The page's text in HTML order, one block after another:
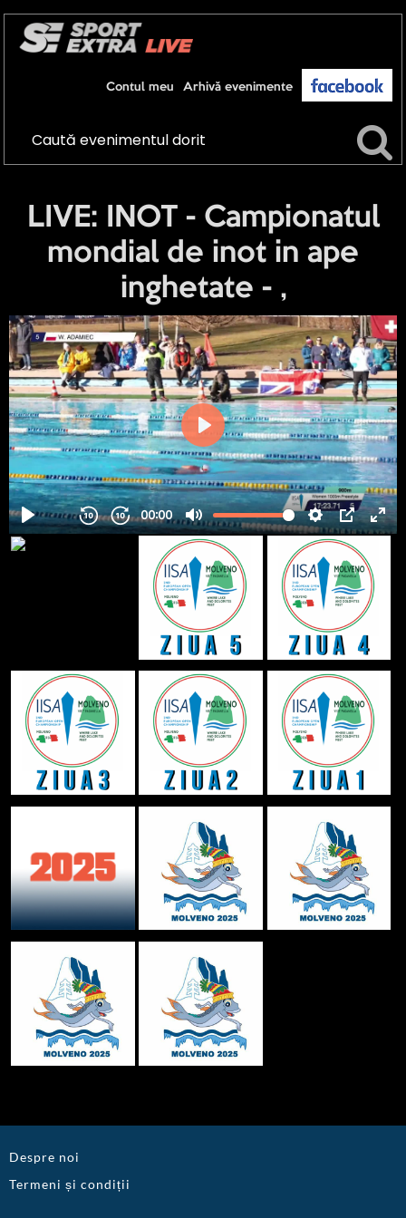
Arhivă evenimente
Contul meu
LIVE: INOT - Campionatul
mondial de inot in ape
inghetate - ,
Despre noi
Termeni și condiții